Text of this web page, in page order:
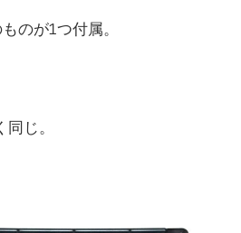
のが1つ付属。
じ。